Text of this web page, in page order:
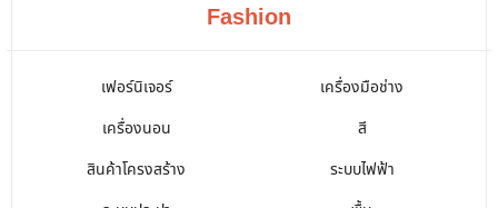
Fashion
เฟอร์นิเจอร์
เครื่องมือช่าง
เครื่องนอน
สี
สินค้าโครงสร้าง
ระบบไฟฟ้า